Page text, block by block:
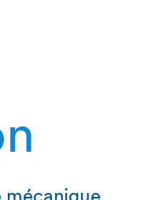
mécanique